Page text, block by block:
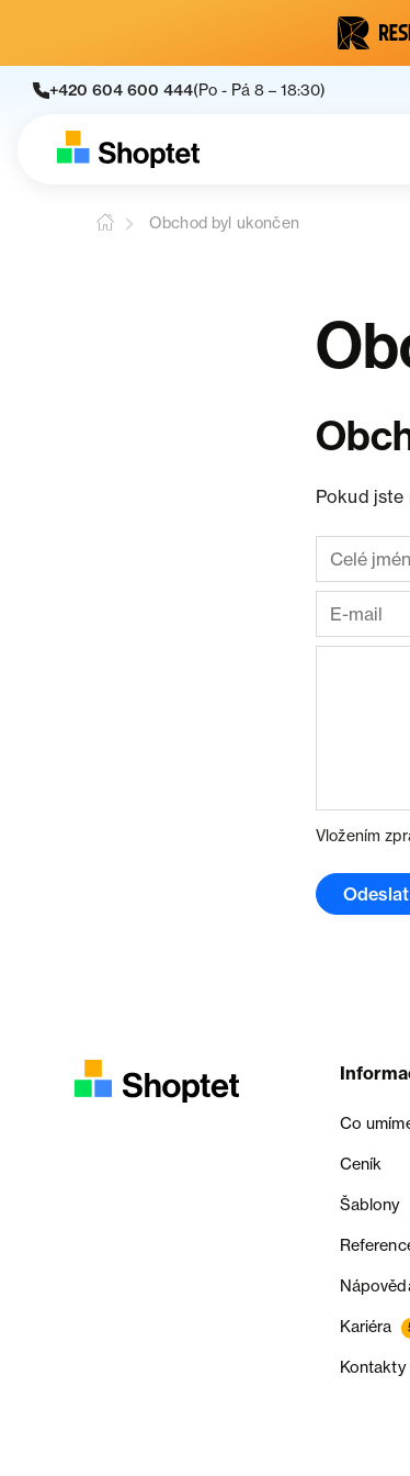
+420 604 600 444(Po - Pá 8 – 18:30)
Obchod byl ukončen
Pokud jste
Vložením
Odeslat
Co
Ceník
Šablony
Kariéra
Kontakty